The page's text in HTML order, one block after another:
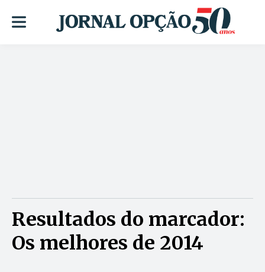
Resultados do marcador:
Os melhores de 2014